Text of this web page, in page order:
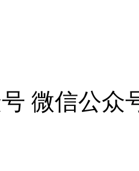
微信公众